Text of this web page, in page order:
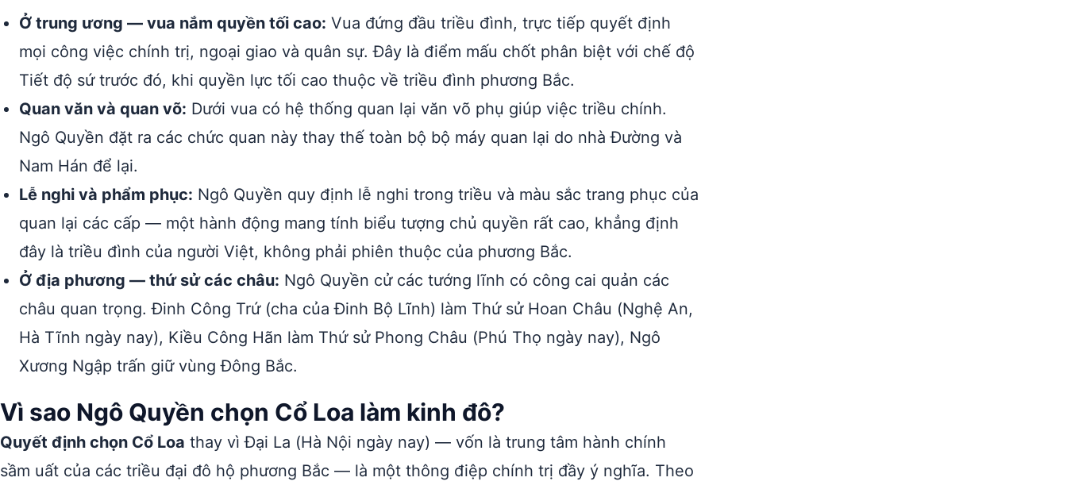
Ở trung ương — vua nắm quyền tối cao: Vua đứng đầu triều đình, trực tiếp quyết định
mọi công việc chính trị, ngoại giao và quân sự. Đây là điểm mấu chốt phân biệt với chế độ
Tiết độ sứ trước đó, khi quyền lực tối cao thuộc về triều đình phương Bắc.
Quan văn và quan võ: Dưới vua có hệ thống quan lại văn võ phụ giúp việc triều chính.
Ngô Quyền đặt ra các chức quan này thay thế toàn bộ bộ máy quan lại do nhà Đường và
Nam Hán để lại.
Lễ nghi và phẩm phục: Ngô Quyền quy định lễ nghi trong triều và màu sắc trang phục của
quan lại các cấp — một hành động mang tính biểu tượng chủ quyền rất cao, khẳng định
đây là triều đình của người Việt, không phải phiên thuộc của phương Bắc.
Ở địa phương — thứ sử các châu: Ngô Quyền cử các tướng lĩnh có công cai quản các
châu quan trọng. Đinh Công Trứ (cha của Đinh Bộ Lĩnh) làm Thứ sử Hoan Châu (Nghệ An,
Hà Tĩnh ngày nay), Kiều Công Hãn làm Thứ sử Phong Châu (Phú Thọ ngày nay), Ngô
Xương Ngập trấn giữ vùng Đông Bắc.
Vì sao Ngô Quyền chọn Cổ Loa làm kinh đô?
Quyết định chọn Cổ Loa thay vì Đại La (Hà Nội ngày nay) — vốn là trung tâm hành chính
sầm uất của các triều đại đô hộ phương Bắc — là một thông điệp chính trị đầy ý nghĩa. Theo